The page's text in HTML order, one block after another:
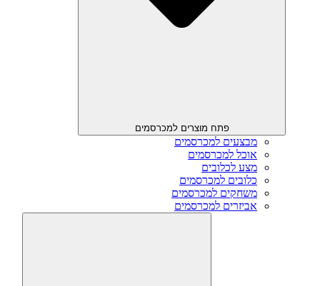
פתח מוצרים למכרסמים
מבצעים למכרסמים
אוכל למכרסמים
מצע לכלובים
כלובים למכרסמים
משחקים למכרסמים
אביזרים למכרסמים